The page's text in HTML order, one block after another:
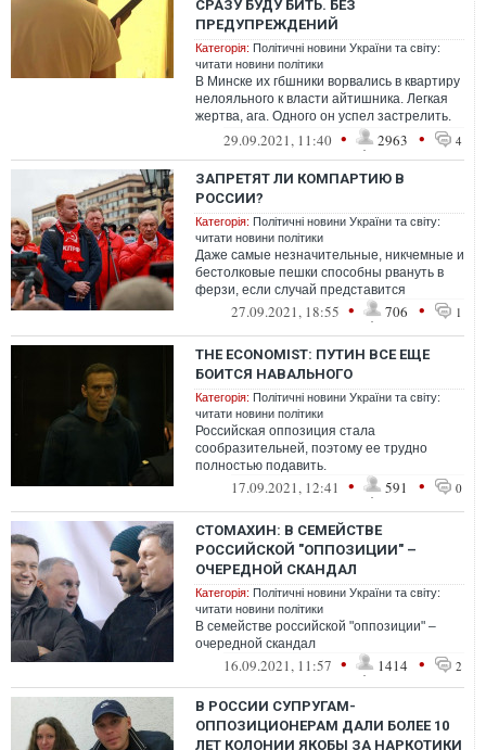
СРАЗУ БУДУ БИТЬ. БЕЗ
ПРЕДУПРЕЖДЕНИЙ
Категорія: Політичні новини України та світу:
читати новини політики
В Минске их гбшники ворвались в квартиру
нелояльного к власти айтишника. Легкая
жертва, ага. Одного он успел застрелить.
Не такая уж легкая жертва ока...
29.09.2021, 11:40 • 2963 • 4
ЗАПРЕТЯТ ЛИ КОМПАРТИЮ В
РОССИИ?
Категорія: Політичні новини України та світу:
читати новини політики
Даже самые незначительные, никчемные и
бестолковые пешки способны рвануть в
ферзи, если случай представится
27.09.2021, 18:55 • 706 • 1
THE ECONOMIST: ПУТИН ВСЕ ЕЩЕ
БОИТСЯ НАВАЛЬНОГО
Категорія: Політичні новини України та світу:
читати новини політики
Российская оппозиция стала
сообразительней, поэтому ее трудно
полностью подавить.
17.09.2021, 12:41 • 591 • 0
СТОМАХИН: В СЕМЕЙСТВЕ
РОССИЙСКОЙ "ОППОЗИЦИИ" –
ОЧЕРЕДНОЙ СКАНДАЛ
Категорія: Політичні новини України та світу:
читати новини політики
В семействе российской "оппозиции" –
очередной скандал
16.09.2021, 11:57 • 1414 • 2
В РОССИИ СУПРУГАМ-
ОППОЗИЦИОНЕРАМ ДАЛИ БОЛЕЕ 10
ЛЕТ КОЛОНИИ ЯКОБЫ ЗА НАРКОТИКИ